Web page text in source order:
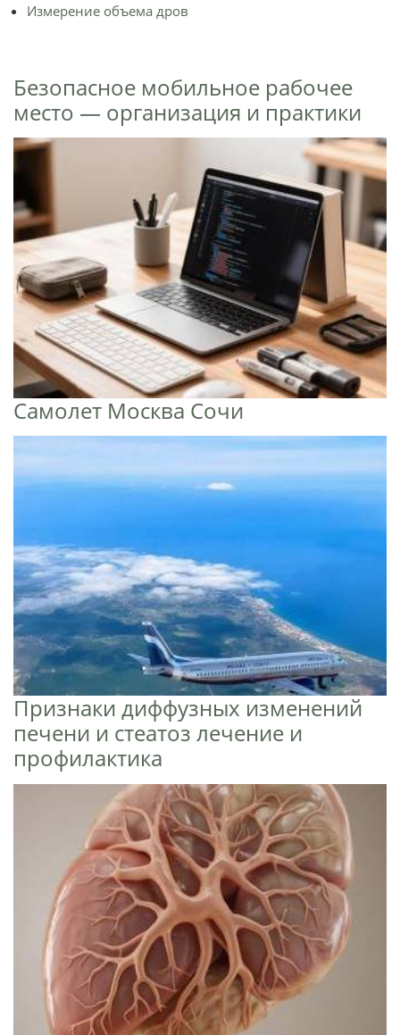
Измерение объема дров
Безопасное мобильное рабочее
место — организация и практики
Самолет Москва Сочи
Признаки диффузных изменений
печени и стеатоз лечение и
профилактика